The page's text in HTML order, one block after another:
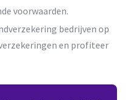
voorwaarden.
bedrijven op
en profiteer